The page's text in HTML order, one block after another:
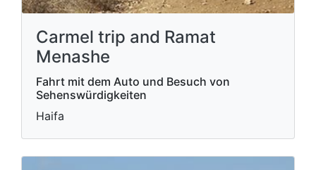
Carmel trip and Ramat
Menashe
Fahrt mit dem Auto und Besuch von
Sehenswürdigkeiten
Haifa